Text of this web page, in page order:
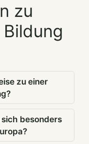
zu
zu einer
sich besonders